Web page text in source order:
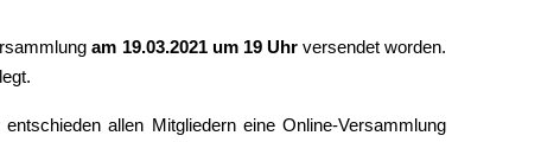
am 19.03.2021 um 19 Uhrversendet worden.
allen Mitgliedern eine Online-Versammlung